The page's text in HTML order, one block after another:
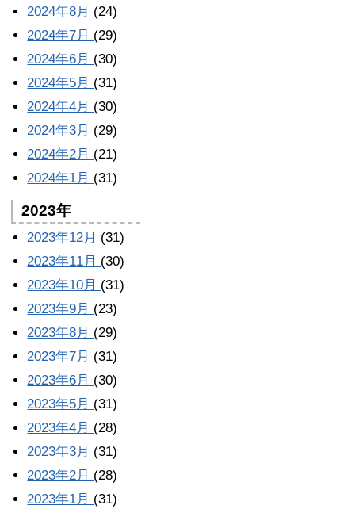
2024年8月 (24)
2024年7月 (29)
2024年6月 (30)
2024年5月 (31)
2024年4月 (30)
2024年3月 (29)
2024年2月 (21)
2024年1月 (31)
2023年
2023年12月 (31)
2023年11月 (30)
2023年10月 (31)
2023年9月 (23)
2023年8月 (29)
2023年7月 (31)
2023年6月 (30)
2023年5月 (31)
2023年4月 (28)
2023年3月 (31)
2023年2月 (28)
2023年1月 (31)